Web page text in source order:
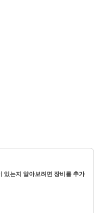
있는지 알아보려면 장비를 추가